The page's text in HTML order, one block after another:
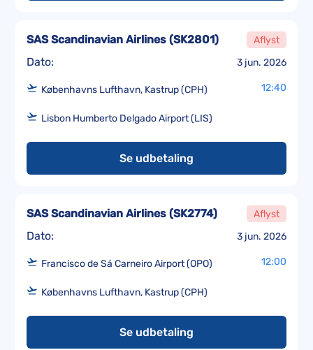
Dato: 3 jun. 2026
SAS Scandinavian Airlines (SK2801) Aflyst
Københavns Lufthavn, Kastrup (CPH) 12:40
Lisbon Humberto Delgado Airport (LIS)
Se udbetaling
Dato: 3 jun. 2026
SAS Scandinavian Airlines (SK2774) Aflyst
Francisco de Sá Carneiro Airport (OPO) 12:00
Københavns Lufthavn, Kastrup (CPH)
Se udbetaling